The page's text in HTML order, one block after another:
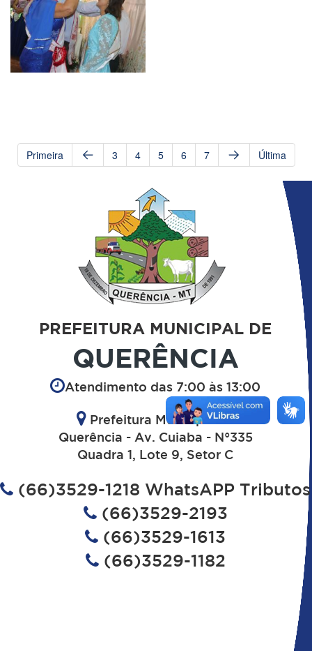
Primeira 3 4 5 6 7 Última
PREFEITURA MUNICIPAL DE
QUERÊNCIA
Atendimento das 7:00 às 13:00
Prefeitura Municipal de
Querência - Av. Cuiaba - N°335
Quadra 1, Lote 9, Setor C
(66)3529-1218 WhatsAPP Tributos
(66)3529-2193
(66)3529-1613
(66)3529-1182